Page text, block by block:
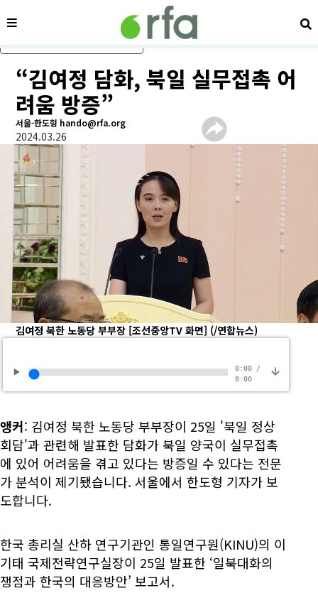
메인 콘텐츠로 건너뛰기
메뉴 검
“김여정 담화, 북일 실무접촉 어
려움 방증”
서울-한도형 hando@rfa.org
2024.03.26
김여정 북한 노동당 부부장 [조선중앙TV 화면] (/연합뉴스)
0:00/
0:00
앵커: 김여정 북한 노동당 부부장이 25일 '북일 정상
회담'과 관련해 발표한 담화가 북일 양국이 실무접촉
에 있어 어려움을 겪고 있다는 방증일 수 있다는 전문
가 분석이 제기됐습니다. 서울에서 한도형 기자가 보
도합니다.
한국 총리실 산하 연구기관인 통일연구원(KINU)의 이
기태 국제전략연구실장이 25일 발표한 ‘일북대화의
쟁점과 한국의 대응방안’ 보고서.